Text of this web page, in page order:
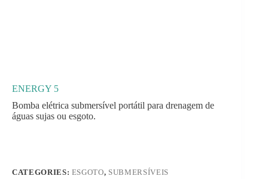
ENERGY 5
Bomba elétrica submersível portátil para drenagem de
águas sujas ou esgoto.
CATEGORIES: ESGOTO, SUBMERSÍVEIS